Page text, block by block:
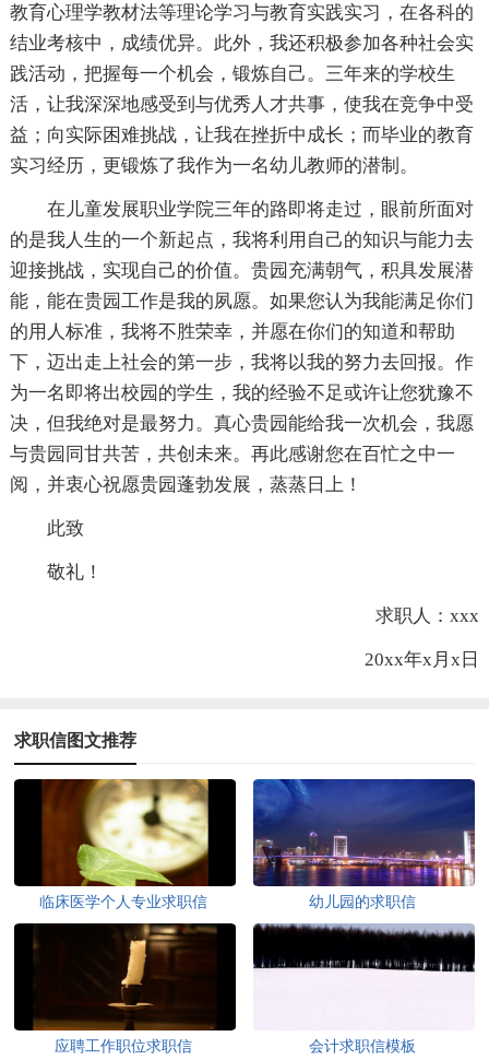
教育心理学教材法等理论学习与教育实践实习，在各科的
结业考核中，成绩优异。此外，我还积极参加各种社会实
践活动，把握每一个机会，锻炼自己。三年来的学校生
活，让我深深地感受到与优秀人才共事，使我在竞争中受
益；向实际困难挑战，让我在挫折中成长；而毕业的教育
实习经历，更锻炼了我作为一名幼儿教师的潜制。
在儿童发展职业学院三年的路即将走过，眼前所面对
的是我人生的一个新起点，我将利用自己的知识与能力去
迎接挑战，实现自己的价值。贵园充满朝气，积具发展潜
能，能在贵园工作是我的夙愿。如果您认为我能满足你们
的用人标准，我将不胜荣幸，并愿在你们的知道和帮助
下，迈出走上社会的第一步，我将以我的努力去回报。作
为一名即将出校园的学生，我的经验不足或许让您犹豫不
决，但我绝对是最努力。真心贵园能给我一次机会，我愿
与贵园同甘共苦，共创未来。再此感谢您在百忙之中一
阅，并衷心祝愿贵园蓬勃发展，蒸蒸日上！
此致
敬礼！
求职人：xxx
20xx年x月x日
求职信图文推荐
临床医学个人专业求职信 幼儿园的求职信
应聘工作职位求职信 会计求职信模板